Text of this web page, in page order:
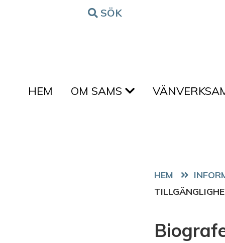
Hoppa till innehålletSÖK
HEM OM SAMS
HEM